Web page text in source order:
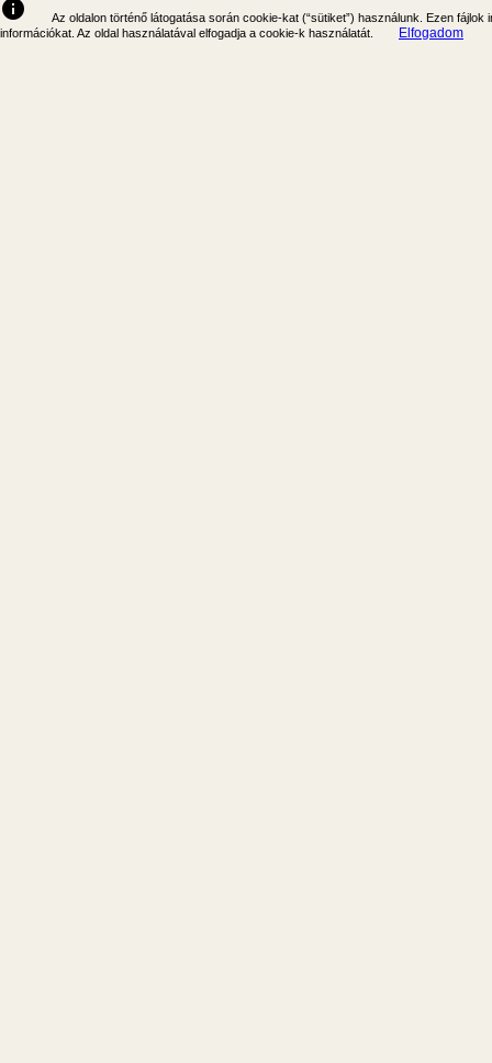
info
Az oldalon történő látogatása során cookie-kat (“sütiket”) használunk. Ezen
információkat. Az oldal használatával elfogadja a cookie-k használatát.
Elfogadom